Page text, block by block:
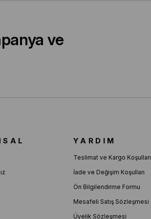
ve
YARDIM
Teslimat ve Kargo Koşulları
İade ve Değişim Koşulları
Ön Bilgilendirme Formu
Mesafeli Satış Sözleşmesi
Üyelik Sözleşmesi